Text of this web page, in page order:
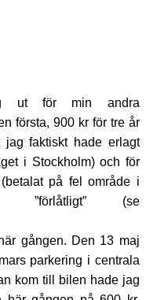
ut för min andra
första, 900 kr för tre år
faktiskt hade erlagt
i Stockholm) och för
på fel område i
”förlåtligt” (se
gången. Den 13 maj
parkering i centrala
kom till bilen hade jag